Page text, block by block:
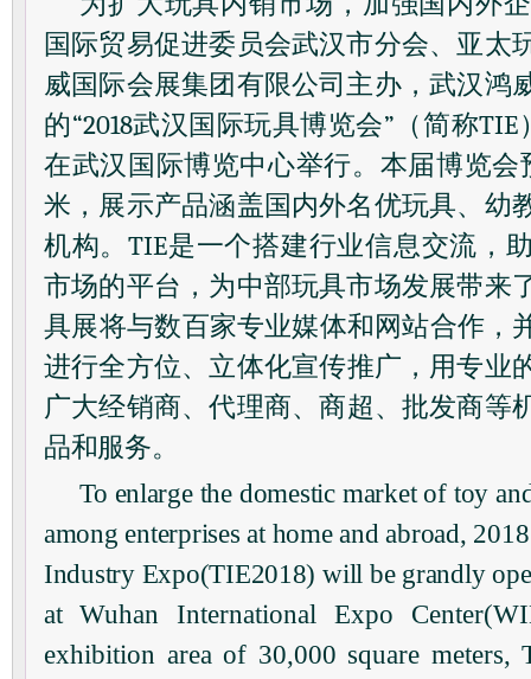
国际贸易促进委员会武汉市分会、亚太
威国际会展集团有限公司主办，武汉鸿
的“2018武汉国际玩具博览会” （简称TIE
在武汉国际博览中心举行。本届博览会
米，展示产品涵盖国内外名优玩具、幼
机构。TIE是一个搭建行业信息交流，
市场的平台，为中部玩具市场发展带来
具展将与数百家专业媒体和网站合作，
进行全方位、立体化宣传推广，用专业
广大经销商、代理商、商超、批发商等
品和服务。
To enlarge the domestic market of toy
among enterprises at home and abroad,
Industry Expo(TIE2018) will be grandly
atWuhan International Expo
exhibition area of 30,000 square meters,